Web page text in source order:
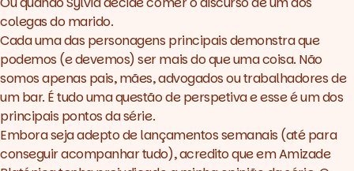
colegas do marido.
Cada uma das personagens principais demonstra que
podemos (e devemos) ser mais do que uma coisa. Não
somos apenas pais, mães, advogados ou trabalhadores de
um bar. É tudo uma questão de perspetiva e esse é um dos
principais pontos da série.
Embora seja adepto de lançamentos semanais (até para
conseguir acompanhar tudo), acredito que emAmizade